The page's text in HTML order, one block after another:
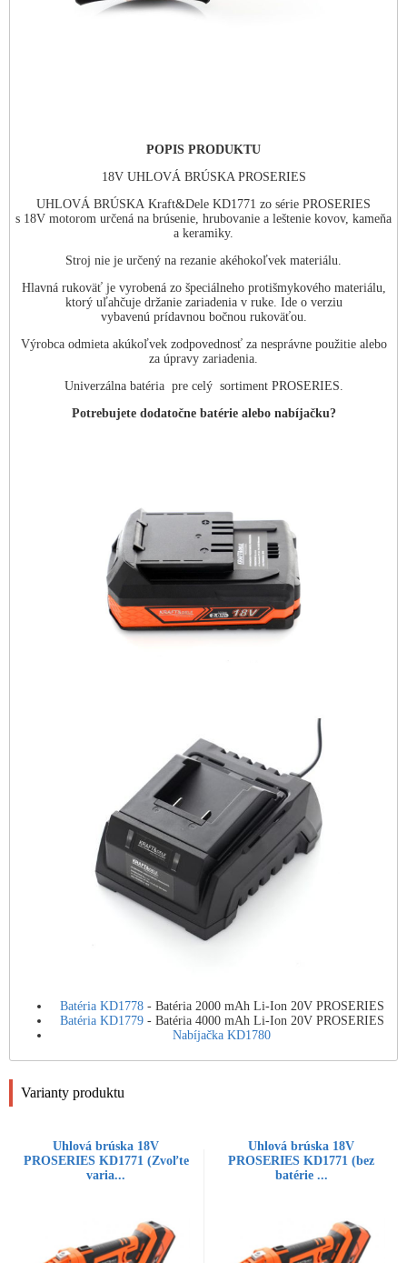
POPIS PRODUKTU
18V UHLOVÁ BRÚSKA PROSERIES
UHLOVÁ BRÚSKA Kraft&Dele KD1771 zo série PROSERIES
s 18V motorom určená na brúsenie, hrubovanie a leštenie kovov, kameňa
a keramiky.
Stroj nie je určený na rezanie akéhokoľvek materiálu.
Hlavná rukoväť je vyrobená zo špeciálneho protišmykového materiálu,
ktorý uľahčuje držanie zariadenia v ruke. Ide o verziu
vybavenú prídavnou bočnou rukoväťou.
Výrobca odmieta akúkoľvek zodpovednosť za nesprávne použitie alebo
za úpravy zariadenia.
Univerzálna batéria pre celý sortiment PROSERIES.
Potrebujete dodatočne batérie alebo nabíjačku?
Batéria KD1778- Batéria 2000 mAh Li-Ion 20V PROSERIES
Batéria KD1779- Batéria 4000 mAh Li-Ion 20V PROSERIES
Nabíjačka KD1780
Varianty produktu
Uhlová brúska 18V
PROSERIES KD1771 (Zvoľte
varia...
Uhlová brúska 18V
PROSERIES KD1771 (bez
batérie ...